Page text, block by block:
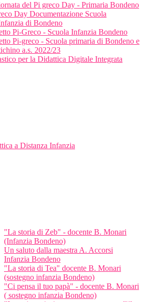
del Pi greco Day - Primaria Bondeno
Day Documentazione Scuola
di Bondeno
Pi-Greco - Scuola Infanzia Bondeno
Pi-greco - Scuola primaria di Bondeno e
a.s. 2022/23
per la Didattica Digitale Integrata
a Distanza Infanzia
"La storia di Zeb" - docente B. Monari
(Infanzia Bondeno)
Un saluto dalla maestra A. Accorsi
Infanzia Bondeno
"La storia di Tea" docente B. Monari
(sostegno infanzia Bondeno)
"Ci pensa il tuo papà" - docente B. Monari
( sostegno infanzia Bondeno)